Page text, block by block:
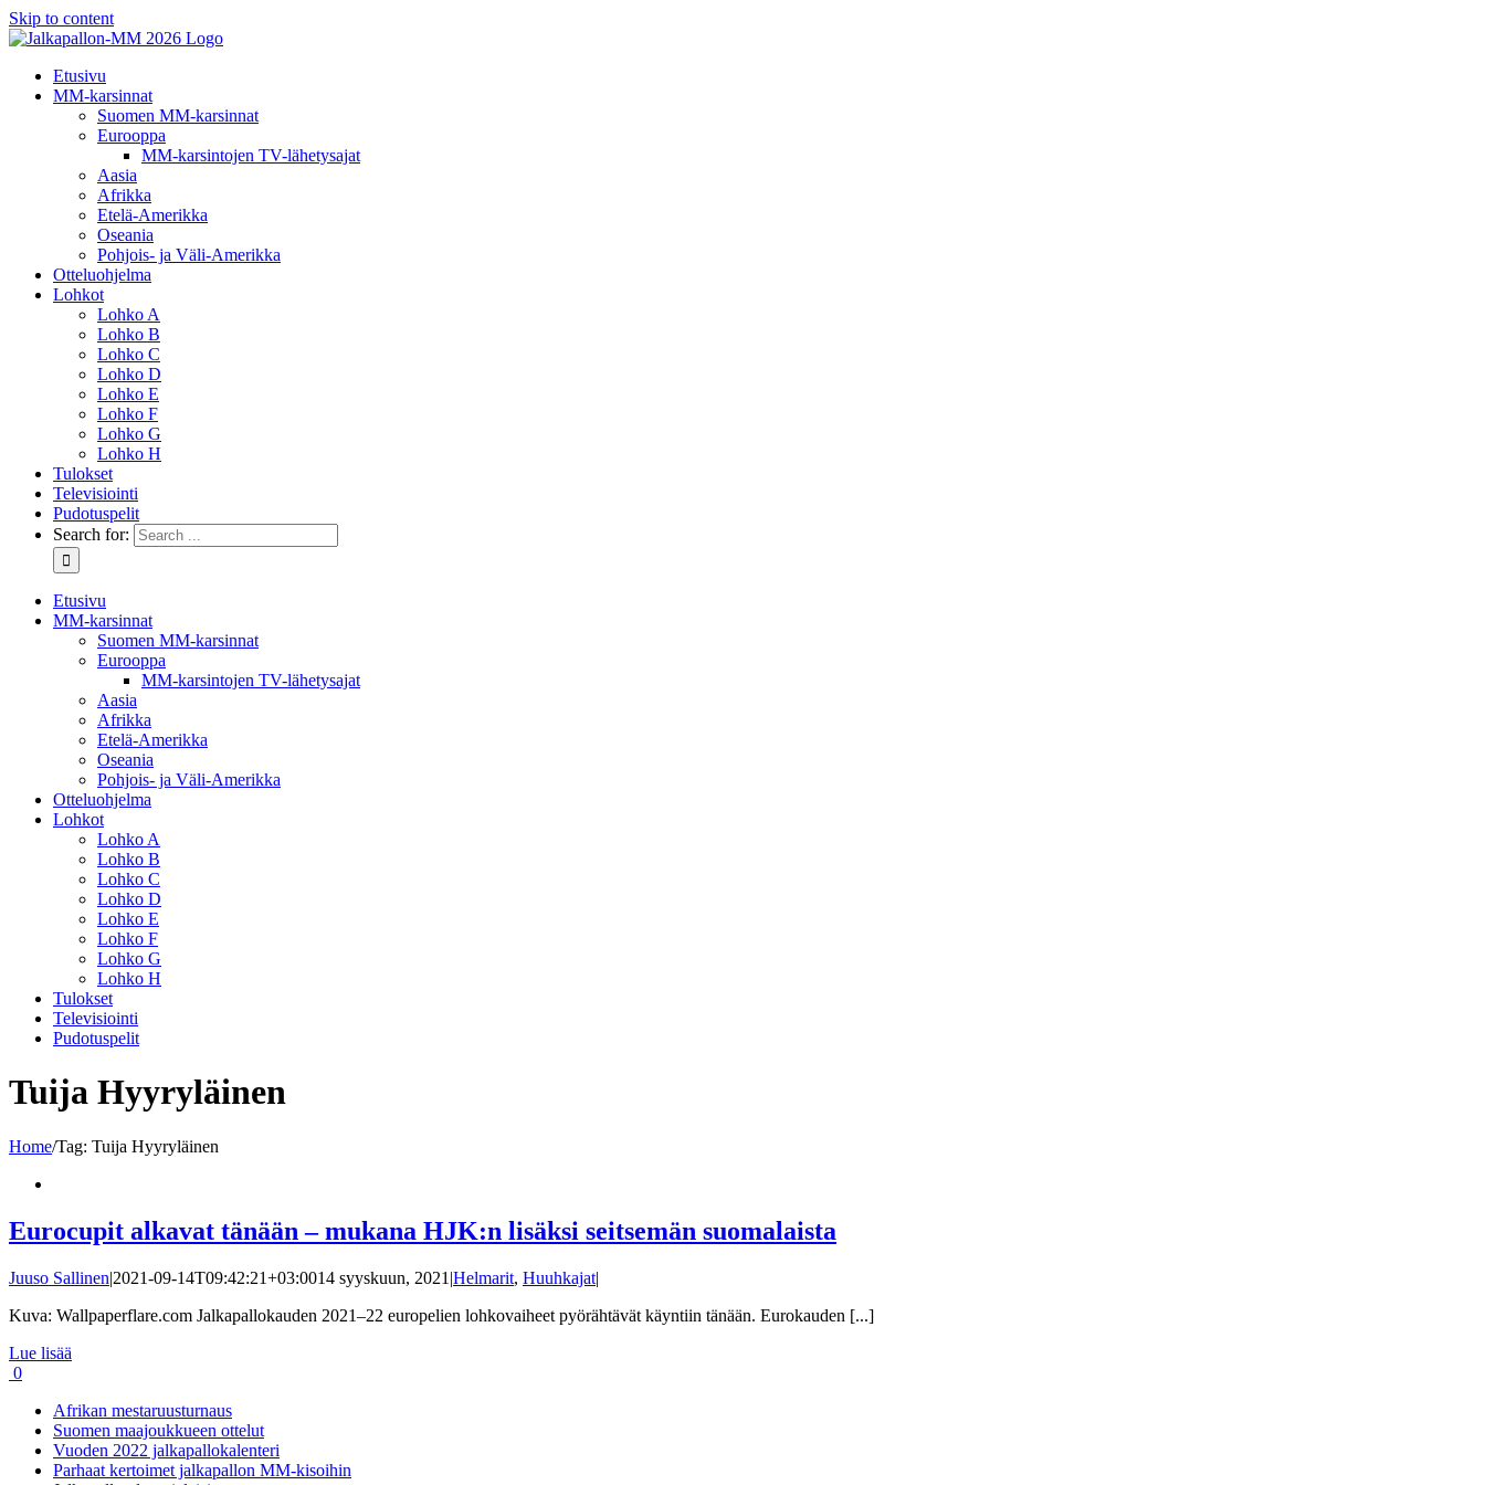
Skip to content
Etusivu
MM-karsinnat
Suomen MM-karsinnat
Eurooppa
MM-karsintojen TV-lähetysajat
Aasia
Afrikka
Etelä-Amerikka
Oseania
Pohjois- ja Väli-Amerikka
Otteluohjelma
Lohkot
Lohko A
Lohko B
Lohko C
Lohko D
Lohko E
Lohko F
Lohko G
Lohko H
Tulokset
Televisiointi
Pudotuspelit
Search for:
Etusivu
MM-karsinnat
Suomen MM-karsinnat
Eurooppa
MM-karsintojen TV-lähetysajat
Aasia
Afrikka
Etelä-Amerikka
Oseania
Pohjois- ja Väli-Amerikka
Otteluohjelma
Lohkot
Lohko A
Lohko B
Lohko C
Lohko D
Lohko E
Lohko F
Lohko G
Lohko H
Tulokset
Televisiointi
Pudotuspelit
Tuija Hyyryläinen
Home/Tag: Tuija Hyyryläinen
Eurocupit alkavat tänään – mukana HJK:n lisäksi seitsemän suomalaista
Juuso Sallinen|2021-09-14T09:42:21+03:0014 syyskuun, 2021 |Helmarit, Huuhkajat|
Kuva: Wallpaperflare.com Jalkapallokauden 2021–22 europelien lohkovaiheet pyörähtävät käyntiin tänään. Eurokauden [...]
Lue lisää
0
Afrikan mestaruusturnaus
Suomen maajoukkueen ottelut
Vuoden 2022 jalkapallokalenteri
Parhaat kertoimet jalkapallon MM-kisoihin